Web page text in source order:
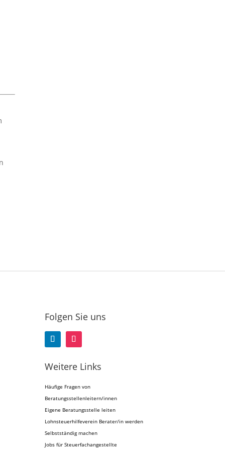
Folgen Sie uns
Weitere Links
Häufige Fragen von
Beratungsstellenleitern/innen
Eigene Beratungsstelle leiten
Lohnsteuerhilfeverein Berater/in werden
Selbstständig machen
Jobs für Steuerfachangestellte